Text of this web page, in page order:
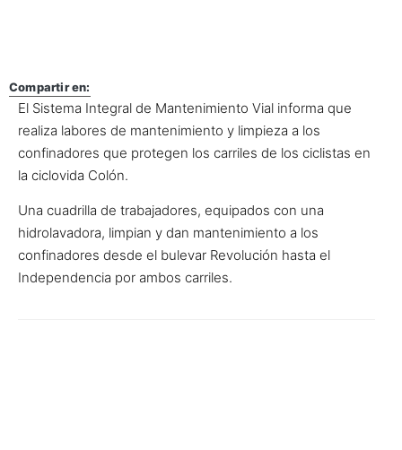
Compartir en:
El Sistema Integral de Mantenimiento Vial informa que
realiza labores de mantenimiento y limpieza a los
confinadores que protegen los carriles de los ciclistas en
la ciclovida Colón.
Una cuadrilla de trabajadores, equipados con una
hidrolavadora, limpian y dan mantenimiento a los
confinadores desde el bulevar Revolución hasta el
Independencia por ambos carriles.